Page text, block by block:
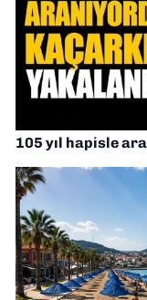
105 yıl hapisle